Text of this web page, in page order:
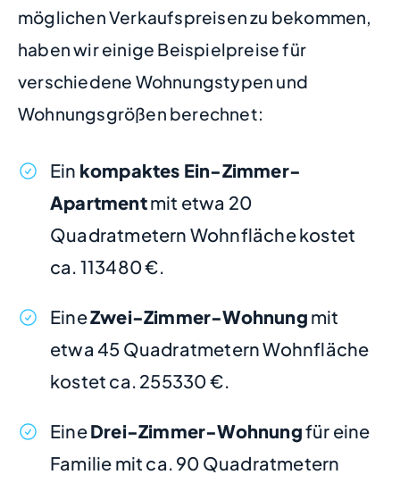
möglichen Verkaufspreisen zu bekommen,
haben wir einige Beispielpreise für
verschiedene Wohnungstypen und
Wohnungsgrößen berechnet:
Ein kompaktes Ein-Zimmer-
Apartmentmit etwa 20
Quadratmetern Wohnfläche kostet
ca. 113480 €.
EineZwei-Zimmer-Wohnung mit
etwa 45 Quadratmetern Wohnfläche
kostet ca. 255330 €.
EineDrei-Zimmer-Wohnungfür eine
Familie mit ca. 90 Quadratmetern